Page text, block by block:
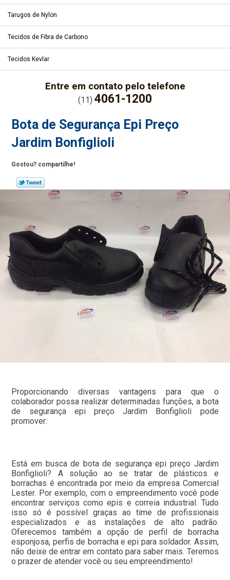
Tarugos de Nylon
Tecidos de Fibra de Carbono
Tecidos Kevlar
Entre em contato pelo telefone
(11) 4061-1200
Bota de Segurança Epi Preço
Jardim Bonfiglioli
Gostou? compartilhe!
Proporcionando diversas vantagens para que o
colaborador possa realizar determinadas funções, a bota
de segurança epi preço Jardim Bonfiglioli pode
promover:
Está em busca de bota de segurança epi preço Jardim
Bonfiglioli? A solução ao se tratar de plásticos e
borrachas é encontrada por meio da empresa Comercial
Lester. Por exemplo, com o empreendimento você pode
encontrar serviços como epis e correia industrial. Tudo
isso só é possível graças ao time de profissionais
especializados e as instalações de alto padrão.
Oferecemos também a opção de perfil de borracha
esponjosa, perfis de borracha e epi para soldador. Assim,
não deixe de entrar em contato para saber mais. Teremos
o prazer de atender você ou seu empreendimento!